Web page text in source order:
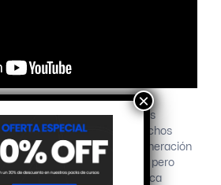
del Turismo Carretera es
una pasión inmersa, en muchos
y que se repite de generación
ruta, ahora en autódromos, pero
sentimiento por esta magnífica
×